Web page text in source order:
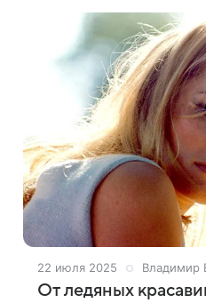
22 июля 2025 Владимир
От ледяных